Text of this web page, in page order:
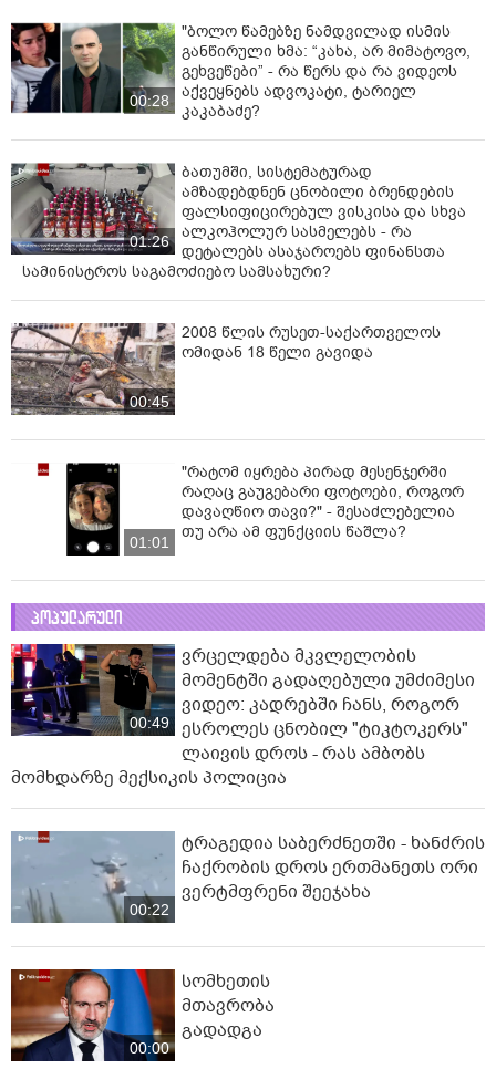
00:28
"ბოლო წამებზე ნამდვილად ისმის
განწირული ხმა: “კახა, არ მიმატოვო,
გეხვეწები” - რა წერს და რა ვიდეოს
აქვეყნებს ადვოკატი, ტარიელ
კაკაბაძე?
01:26
ბათუმში, სისტემატურად
ამზადებდნენ ცნობილი ბრენდების
ფალსიფიცირებულ ვისკისა და სხვა
ალკოჰოლურ სასმელებს - რა
დეტალებს ასაჯაროებს ფინანსთა
სამინისტროს საგამოძიებო სამსახური?
00:45
2008 წლის რუსეთ-საქართველოს
ომიდან 18 წელი გავიდა
01:01
"რატომ იყრება პირად მესენჯერში
რაღაც გაუგებარი ფოტოები, როგორ
დავაღწიო თავი?" - შესაძლებელია
თუ არა ამ ფუნქციის წაშლა?
პოპულარული
00:49
ვრცელდება მკვლელობის
მომენტში გადაღებული უმძიმესი
ვიდეო: კადრებში ჩანს, როგორ
ესროლეს ცნობილ "ტიკტოკერს"
ლაივის დროს - რას ამბობს
მომხდარზე მექსიკის პოლიცია
00:22
ტრაგედია საბერძნეთში - ხანძრის
ჩაქრობის დროს ერთმანეთს ორი
ვერტმფრენი შეეჯახა
00:00
სომხეთის
მთავრობა
გადადგა